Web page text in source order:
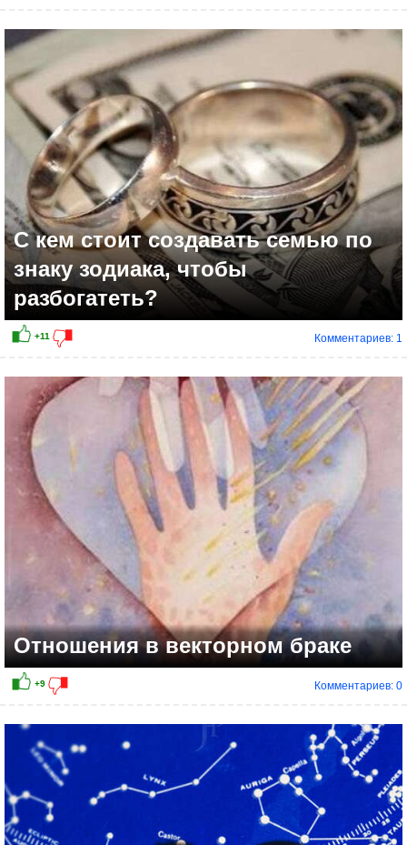
С кем стоит создавать семью по
знаку зодиака, чтобы
разбогатеть?
Комментариев: 1
Отношения в векторном браке
Комментариев: 0